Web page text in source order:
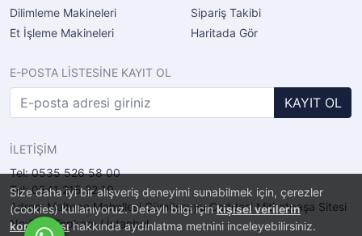
Size daha iyi bir alışveriş deneyimi sunabilmek için, çerezler
(cookies) kullanıyoruz. Detaylı bilgi içinkişisel verilerin
korunmasıhakkında aydınlatma metnini inceleyebilirsiniz.
Dilimleme Makineleri
Et İşleme Makineleri
Sipariş Takibi
Haritada Gör
E-POSTA LİSTESİNE KAYIT OL
KAYIT OL
İLETİŞİM
Tel: 0535 526 58 00
Tel: 0541 215 22 19
Adres: Maltepe Mahellesi Gümüşsuyu Caddesi Mithatpaşa Sitesi
No:2/11 Topkapı / İstanbul